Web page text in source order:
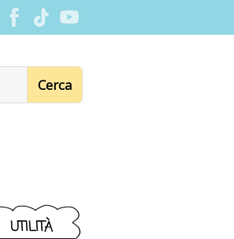
UTILITÀ